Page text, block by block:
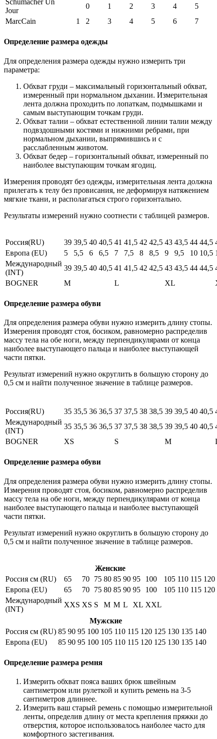
Schumacher Un
Jour
0 1 2 3 4
5
MarcCain
1 2 3 4 5 6 7
Определение размера одежды
Для определения размера одежды нужно измерить три
параметра:
Обхват груди – максимальный горизонтальный обхват,
измеренный при нормальном дыхании. Измерительная
лента должна проходить по лопаткам, подмышками и
самым выступающим точкам груди.
Обхват талии – обхват естественной линии талии между
подвздошными костями и нижними ребрами, при
нормальном дыхании, выпрямившись и с
расслабленным животом.
Обхват бедер – горизонтальный обхват, измеренный по
наиболее выступающим точкам ягодиц.
Измерения проводят без одежды, измерительная лента должна
прилегать к телу без провисания, не деформируя натяжением
мягкие ткани, и располагаться строго горизонтально.
Результаты измерений нужно соотнести с таблицей размеров.
Россия(RU) 39 39,5 40 40,5 41 41,5 42 42,5 43 43,5 44 44,5
Европа (EU)
5 5,5 6 6,5 7 7,5 8 8,5 9 9,5 10 10,5
Международный
(INT)
39 39,5 40 40,5 41 41,5 42 42,5 43 43,5 44 44,5
BOGNER
M L XL
Определение размера обуви
Для определения размера обуви нужно измерить длину стопы.
Измерения проводят стоя, босиком, равномерно распределив
массу тела на обе ноги, между перпендикулярами от конца
наиболее выступающего пальца и наиболее выступающей
части пятки.
Результат измерений нужно округлить в большую сторону до
0,5 см и найти полученное значение в таблице размеров.
Россия(RU) 35 35,5 36 36,5 37 37,5 38 38,5 39 39,5 40 40,5
Международный
(INT)
35 35,5 36 36,5 37 37,5 38 38,5 39 39,5 40 40,5
BOGNER
XS S M
Определение размера обуви
Для определения размера обуви нужно измерить длину стопы.
Измерения проводят стоя, босиком, равномерно распределив
массу тела на обе ноги, между перпендикулярами от конца
наиболее выступающего пальца и наиболее выступающей
части пятки.
Результат измерений нужно округлить в большую сторону до
0,5 см и найти полученное значение в таблице размеров.
Женские
Россия см (RU)
65 70 75 80 85 90 95 100 105 110 115 120
Европа (EU)
65 70 75 80 85 90 95 100 105 110 115 120
Международный
(INT)
XXS XS S M M L XL XXL
Мужские
Россия см (RU) 85 90 95 100 105 110 115 120 125 130 135 140
Европа (EU)
85 90 95 100 105 110 115 120 125 130 135 140
Определение размера ремня
Измерить обхват пояса ваших брюк швейным
сантиметром или рулеткой и купить ремень на 3-5
сантиметров длиннее.
Измерить ваш старый ремень с помощью измерительной
ленты, определив длину от места крепления пряжки до
отверстия, которое использовалось наиболее часто для
комфортного застегивания.